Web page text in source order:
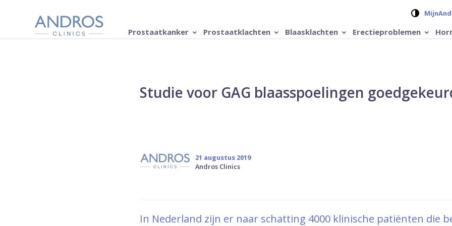
Prostaatkanker Prostaatklachten Blaasklachten Erectieproblemen
Studie voor GAG blaasspoelingen
21 augustus 2019
Andros Clinics
In Nederland zijn er naar schatting 4000 klinische patiënten die